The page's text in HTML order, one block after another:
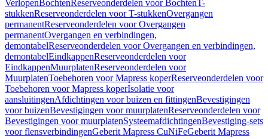
VerlopenBochtenReserveonderdelen voor BochtenT-
stukkenReserveonderdelen voor T-stukkenOvergangen
permanentReserveonderdelen voor Overgangen
permanentOvergangen en verbindingen,
demontabelReserveonderdelen voor Overgangen en verbindingen,
demontabelEindkappenReserveonderdelen voor
EindkappenMuurplatenReserveonderdelen voor
MuurplatenToebehoren voor Mapress koperReserveonderdelen voor
Toebehoren voor Mapress koperIsolatie voor
aansluitingenAfdichtingen voor buizen en fittingenBevestigingen
voor buizenBevestigingen voor muurplatenReserveonderdelen voor
Bevestigingen voor muurplatenSysteemafdichtingenBevestiging-sets
voor flensverbindingenGeberit Mapress CuNiFeGeberit Mapress